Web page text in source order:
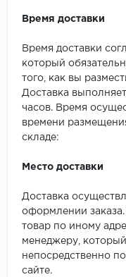
Время доставки
Время доставки
который
того, как вы
Доставка
часов. Время
времени
складе:
Место доставки
Доставка
оформлении
товар по иному
менеджеру,
непосредственно
сайте.